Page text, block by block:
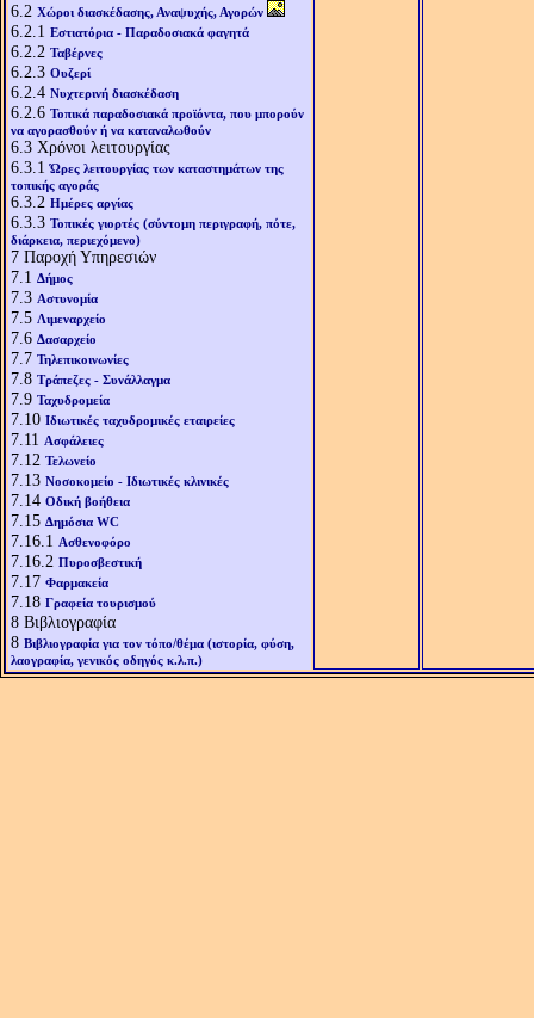
6.2 Χώροι διασκέδασης, Αναψυχής, Αγορών
6.2.1 Εστιατόρια - Παραδοσιακά φαγητά
6.2.2 Ταβέρνες
6.2.3 Ουζερί
6.2.4 Νυχτερινή διασκέδαση
6.2.6 Τοπικά παραδοσιακά προϊόντα, που μπορούν
να αγορασθούν ή να καταναλωθούν
6.3 Χρόνοι λειτουργίας
6.3.1Ώρες λειτουργίας των καταστημάτων της
τοπικής αγοράς
6.3.2 Ημέρες αργίας
6.3.3 Τοπικές γιορτές (σύντομη περιγραφή, πότε,
διάρκεια, περιεχόμενο)
7 Παροχή Υπηρεσιών
7.1 Δήμος
7.3 Αστυνομία
7.5 Λιμεναρχείο
7.6 Δασαρχείο
7.7 Τηλεπικοινωνίες
7.8 Τράπεζες - Συνάλλαγμα
7.9 Ταχυδρομεία
7.10 Ιδιωτικές ταχυδρομικές εταιρείες
7.11 Ασφάλειες
7.12 Τελωνείο
7.13 Νοσοκομείο - Ιδιωτικές κλινικές
7.14 Οδική βοήθεια
7.15 Δημόσια WC
7.16.1 Ασθενοφόρο
7.16.2 Πυροσβεστική
7.17 Φαρμακεία
7.18 Γραφεία τουρισμού
8 Βιβλιογραφία
8 Βιβλιογραφία για τον τόπο/θέμα (ιστορία, φύση,
λαογραφία, γενικός οδηγός κ.λ.π.)